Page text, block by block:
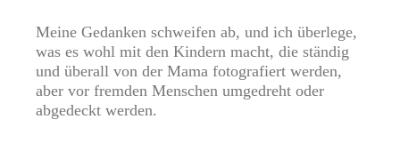
Meine Gedanken schweifen ab, und ich überlege,
was es wohl mit den Kindern macht, die ständig
und überall von der Mama fotografiert werden,
aber vor fremden Menschen umgedreht oder
abgedeckt werden.